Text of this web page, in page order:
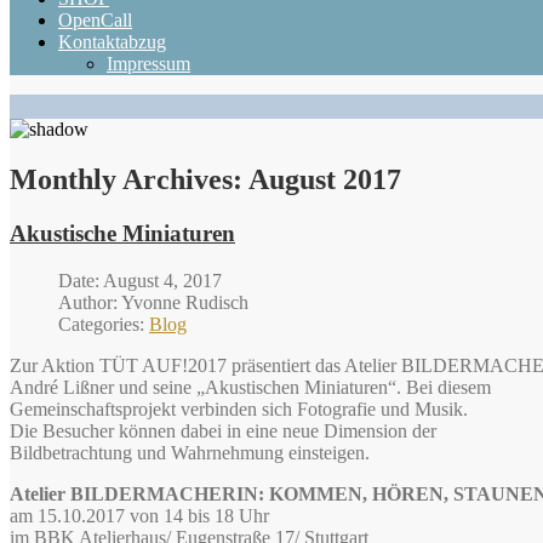
OpenCall
Kontaktabzug
Impressum
Monthly Archives: August 2017
Akustische Miniaturen
Date: August 4, 2017
Author: Yvonne Rudisch
Categories: Blog
Zur Aktion TÜT AUF!2017 präsentiert das Atelier
André Lißner und seine „Akustischen Miniaturen“. Bei diesem
Gemeinschaftsprojekt verbinden sich Fotografie und Musik.
Die Besucher können dabei in eine neue Dimension der
Bildbetrachtung und Wahrnehmung einsteigen.
Atelier BILDERMACHERIN: KOMMEN, HÖREN,
am 15.10.2017 von 14 bis 18 Uhr
im BBK Atelierhaus/ Eugenstraße 17/ Stuttgart